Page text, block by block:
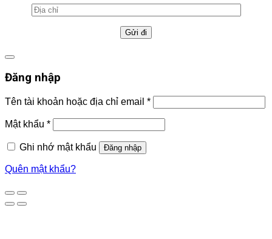
Đăng nhập
Tên tài khoản hoặc địa chỉ email *
Mật khẩu *
Ghi nhớ mật khẩu Đăng nhập
Quên mật khẩu?